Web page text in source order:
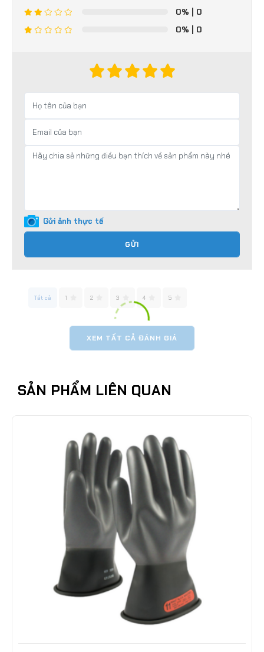
0% | 0
0% | 0
Gửi ảnh thực tế
GỬI
Tất cả 1 2 3 4 5
XEM TẤT CẢ ĐÁNH GIÁ
SẢN PHẨM LIÊN QUAN